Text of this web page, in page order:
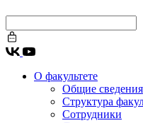
О факультете
Общие сведения
Структура
Сотрудники